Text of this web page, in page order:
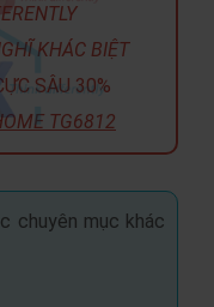
KHÁC BIỆT
SÂU 30%
TG6812
chuyên mục khác